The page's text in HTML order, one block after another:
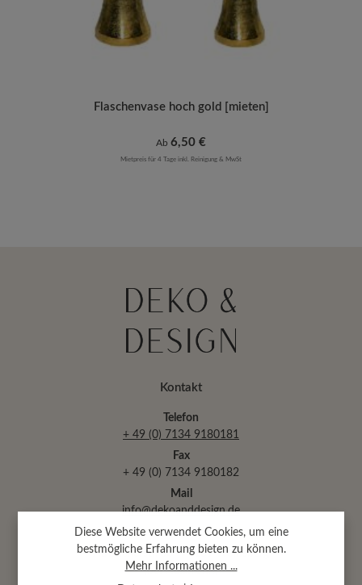
Flaschenvase hoch gold [mieten]
Regulärer Preis:
Ab 6,50 €
Mietpreis für 4 Tage inkl. Reinigung & MwSt
Kontakt
Telefon
+ 49 (0) 7134 9180181
Fax
+ 49 (0) 7134 9180182
Mail
info@dekoanddesign.de
Abtsäckerstr. 30 · 74189 Weinsberg
(bei Heilbronn)
Diese Website verwendet Cookies, um eine
bestmögliche Erfahrung bieten zu können.
Mehr Informationen ...